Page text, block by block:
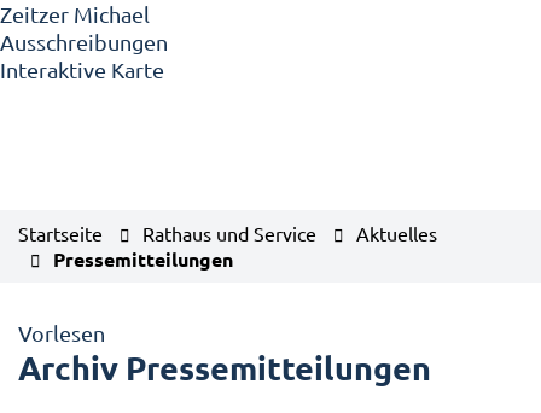
Zeitzer Michael
Ausschreibungen
Interaktive Karte
Startseite Rathaus und Service Aktuelles
Pressemitteilungen
Vorlesen
Archiv Pressemitteilungen